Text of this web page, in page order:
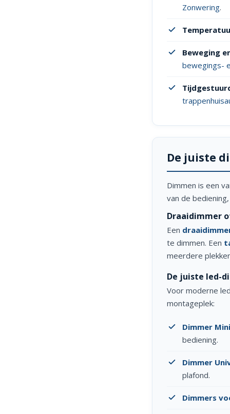
Zonwering.
Beweging
bewegings-
De juiste
Dimmen is een
van de
Draaidimmer
Een
te dimmen. Een
meerdere
De juiste led-
Voor moderne
montageplek:
Dimmer
bediening.
Dimmer
plafond.
Dimmers